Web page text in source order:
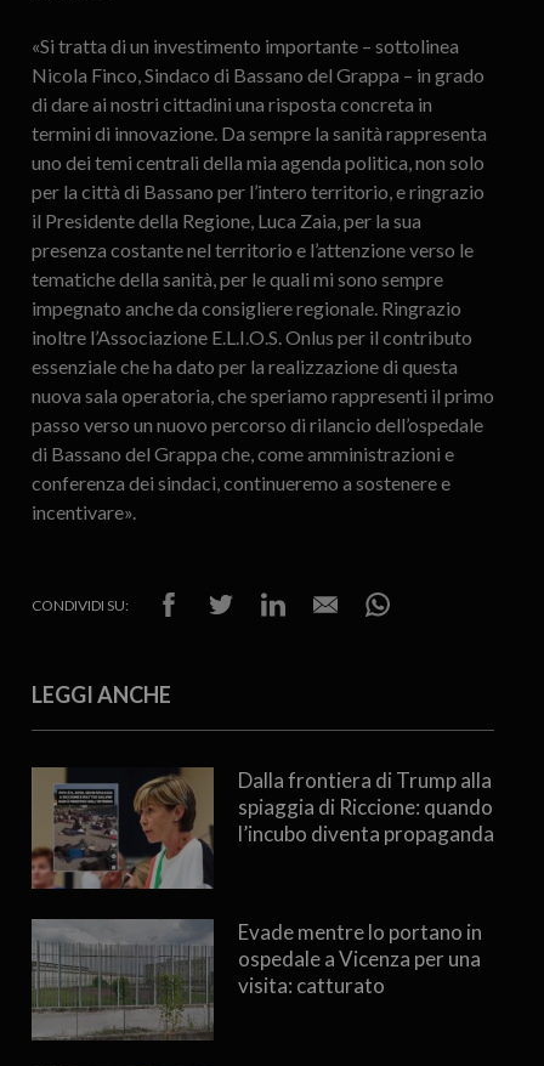
«Si tratta di un investimento importante – sottolinea
Nicola Finco, Sindaco di Bassano del Grappa – in grado
di dare ai nostri cittadini una risposta concreta in
termini di innovazione. Da sempre la sanità rappresenta
uno dei temi centrali della mia agenda politica, non solo
per la città di Bassano per l’intero territorio, e ringrazio
il Presidente della Regione, Luca Zaia, per la sua
presenza costante nel territorio e l’attenzione verso le
tematiche della sanità, per le quali mi sono sempre
impegnato anche da consigliere regionale. Ringrazio
inoltre l’Associazione E.L.I.O.S. Onlus per il contributo
essenziale che ha dato per la realizzazione di questa
nuova sala operatoria, che speriamo rappresenti il primo
passo verso un nuovo percorso di rilancio dell’ospedale
di Bassano del Grappa che, come amministrazioni e
conferenza dei sindaci, continueremo a sostenere e
incentivare».
CONDIVIDI SU:
LEGGI ANCHE
Dalla frontiera di Trump alla
spiaggia di Riccione: quando
l’incubo diventa propaganda
Evade mentre lo portano in
ospedale a Vicenza per una
visita: catturato